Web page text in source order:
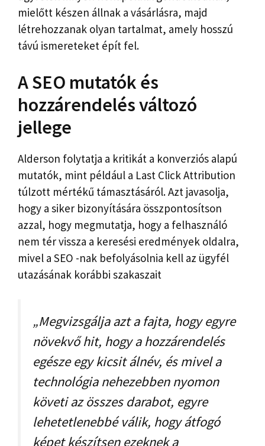
mielőtt készen állnak a vásárlásra, majd
létrehozzanak olyan tartalmat, amely hosszú
távú ismereteket épít fel.
A SEO mutatók és
hozzárendelés változó
jellege
Alderson folytatja a kritikát a konverziós alapú
mutatók, mint például a Last Click Attribution
túlzott mértékű támasztásáról. Azt javasolja,
hogy a siker bizonyítására összpontosítson
azzal, hogy megmutatja, hogy a felhasználó
nem tér vissza a keresési eredmények oldalra,
mivel a SEO -nak befolyásolnia kell az ügyfél
utazásának korábbi szakaszait
„Megvizsgálja azt a fajta, hogy egyre
növekvő hit, hogy a hozzárendelés
egésze egy kicsit álnév, és mivel a
technológia nehezebben nyomon
követi az összes darabot, egyre
lehetetlenebbé válik, hogy átfogó
képet készítsen ezeknek a